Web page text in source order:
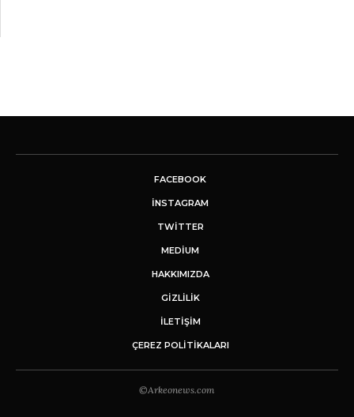
FACEBOOK
INSTAGRAM
TWITTER
MEDIUM
HAKKIMIZDA
GİZLİLİK
İLETIŞIM
ÇEREZ POLITIKALARI
©Arkeonews.com